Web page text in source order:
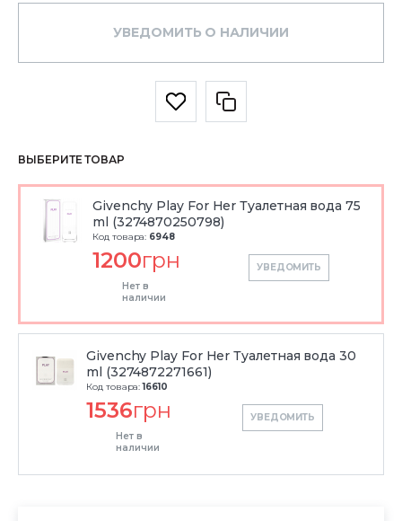
УВЕДОМИТЬ О НАЛИЧИИ
ВЫБЕРИТЕ ТОВАР
Givenchy Play For Her Туалетная вода 75
ml (3274870250798)
Код товара: 6948
1200грн
Нет в
наличии
УВЕДОМИТЬ
Givenchy Play For Her Туалетная вода 30
ml (3274872271661)
Код товара:16610
1536грн
Нет в
наличии
УВЕДОМИТЬ